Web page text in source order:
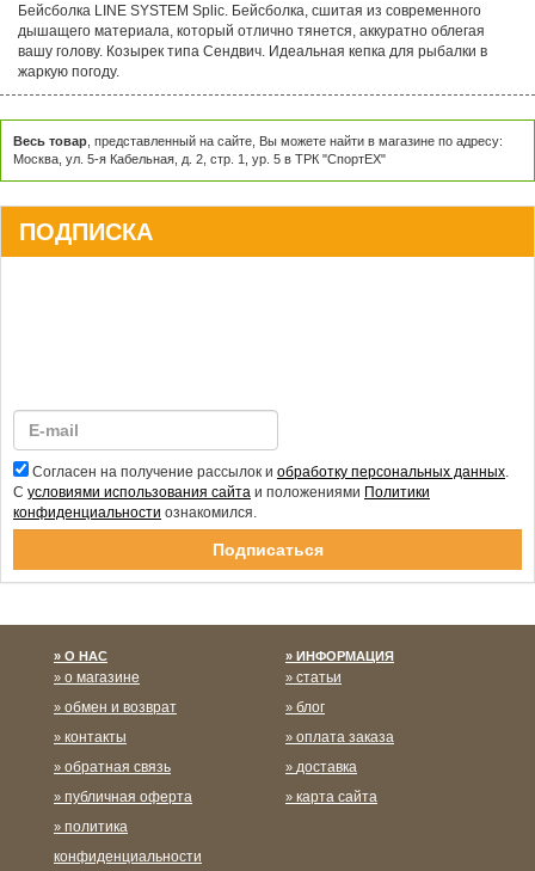
Бейсболка LINE SYSTEM Splic. Бейсболка, сшитая из современного
дышащего материала, который отлично тянется, аккуратно облегая
вашу голову. Козырек типа Сендвич. Идеальная кепка для рыбалки в
жаркую погоду.
Весь товар , представленный на сайте, Вы можете найти в магазине по адресу:
Москва, ул. 5-я Кабельная, д. 2, стр. 1, ур. 5 в ТРК "СпортЕХ"
ПОДПИСКА
Согласен на получение рассылок и обработку персональных данных
С условиями использования сайта и положениями Политики
конфиденциальности ознакомился.
О НАС
о магазине
обмен и возврат
контакты
обратная связь
публичная оферта
политика
конфиденциальности
ИНФОРМАЦИЯ
статьи
блог
оплата заказа
доставка
карта сайта